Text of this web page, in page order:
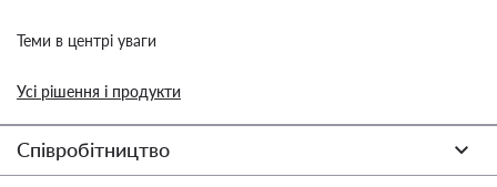
Теми в центрі уваги
Усі рішення і продукти
Співробітництво